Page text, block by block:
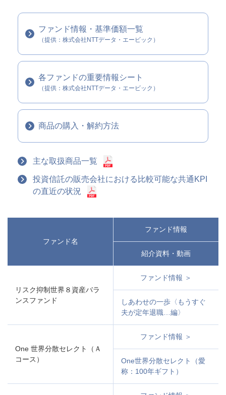
ファンド情報・基準価額一覧
（提供：株式会社NTTデータ・エービック）
各ファンドの重要情報シート
（提供：株式会社NTTデータ・エービック）
商品の購入・解約方法
主な取扱商品一覧
投資信託の販売会社における比較可能な共通KPI
の直近の状況
ファンド名
ファンド情報
紹介資料・動画
リスク抑制世界８資産バラ
ンスファンド
ファンド情報 ＞
しあわせの一歩〈もうすぐ
夫が定年退職…編〉
One 世界分散セレクト（Ａ
コース）
ファンド情報 ＞
One世界分散セレクト（愛
称：100年ギフト）